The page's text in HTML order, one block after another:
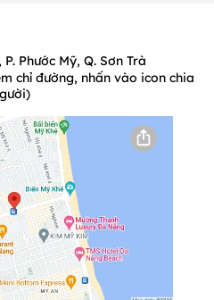
Phước Mỹ, Q. Sơn Trà
chỉ đường, nhấn vào icon chia